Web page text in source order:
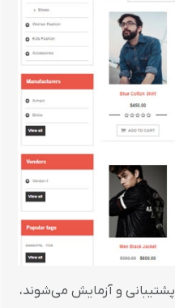
همه ویژگی‌های nopCommerce پشتیبانی و آزمایش می‌شوند،